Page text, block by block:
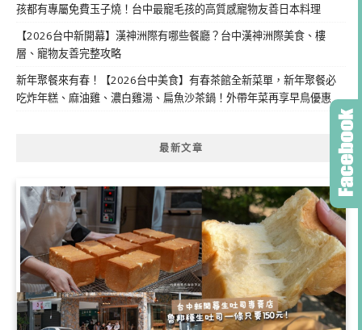
孩都有專屬免費玉子燒！台中最寵毛孩的高質感寵物友善日本料理
【2026台中新開幕】漢神洲際有哪些餐廳？台中漢神洲際美食、樓
層、寵物友善完整攻略
新年聚餐來有春！【2026台中美食】有春茶館全新菜單，新年聚餐必
吃炸年糕、麻油雞、濃白雞湯、扁魚沙茶鍋！外帶年菜再享早鳥優惠
最新文章